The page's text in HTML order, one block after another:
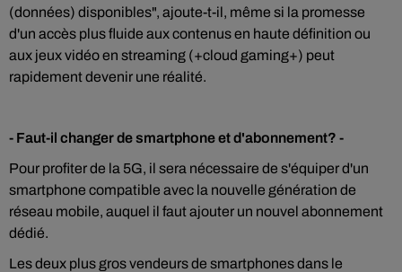
(données) disponibles", ajoute-t-il, même si la promesse
d'un accès plus fluide aux contenus en haute définition ou
aux jeux vidéo en streaming (+cloud gaming+) peut
rapidement devenir une réalité.
- Faut-il changer de smartphone et d'abonnement? -
Pour profiter de la 5G, il sera nécessaire de s'équiper d'un
smartphone compatible avec la nouvelle génération de
réseau mobile, auquel il faut ajouter un nouvel abonnement
dédié.
Les deux plus gros vendeurs de smartphones dans le